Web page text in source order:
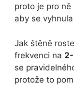
proto je pro
aby se
Jak štěně
frekvenci na
se
protože to